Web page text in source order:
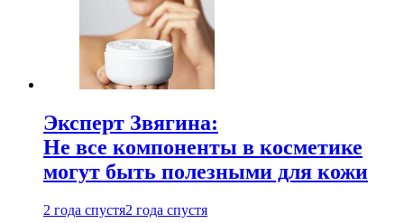
Эксперт Звягина:
Не все компоненты в косметике
могут быть полезными для кожи
2 года спустя2 года спустя